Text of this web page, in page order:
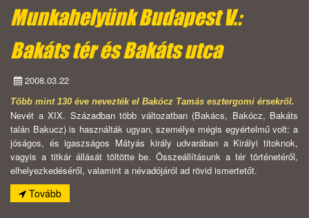
Munkahelyünk Budapest V.:
Bakáts tér és Bakáts utca
2008.03.22
Több mint 130 éve nevezték el Bakócz Tamás esztergomi érsekről.
Nevét a XIX. Században több változatban (Bakács, Bakócz, Bakáts
talán Bakucz) is használták ugyan, személye mégis egyértelmű volt: a
jóságos, és igaszságos Mátyás király udvarában a Királyi titoknok,
vagyis a titkár állását töltötte be. Összeállításunk a tér történetéről,
elhelyezkedéséről, valamint a névadójáról ad rövid ismertetőt.
Tovább